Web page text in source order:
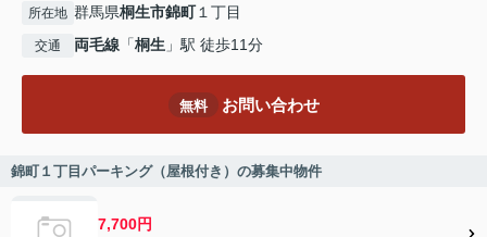
所在地 群馬県桐生市錦町１丁目
交通 両毛線 「桐生 」駅 徒歩11分
無料 お問い合わせ
錦町１丁目パーキング（屋根付き）の募集中物件
7,700円